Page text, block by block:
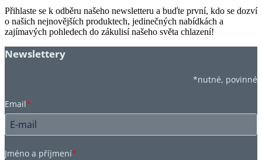
Přihlaste se k odběru našeho newsletteru a buďte první, kdo se dozví
o našich nejnovějších produktech, jedinečných nabídkách a
zajímavých pohledech do zákulisí našeho světa chlazení!
Newslettery
*nutné, povinné
Email*
Jméno a příjmení*